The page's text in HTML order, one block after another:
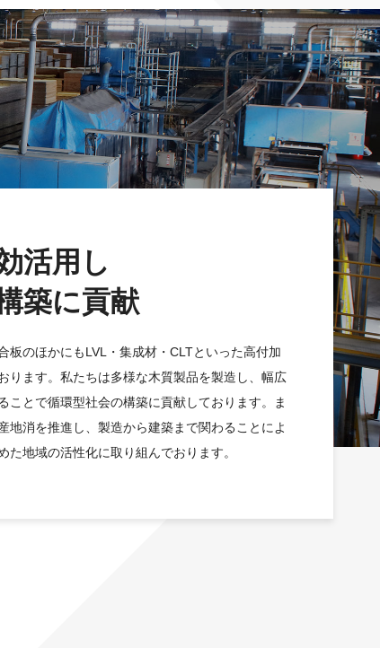
活用し
築に貢献
板のほかにもLVL・集成材・CLTといった高付加
ります。私たちは多様な木質製品を製造し、幅広
ことで循環型社会の構築に貢献しております。ま
地消を推進し、製造から建築まで関わることによ
た地域の活性化に取り組んでおります。